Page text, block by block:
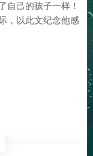
自己的孩子一样！
，以此文纪念他感